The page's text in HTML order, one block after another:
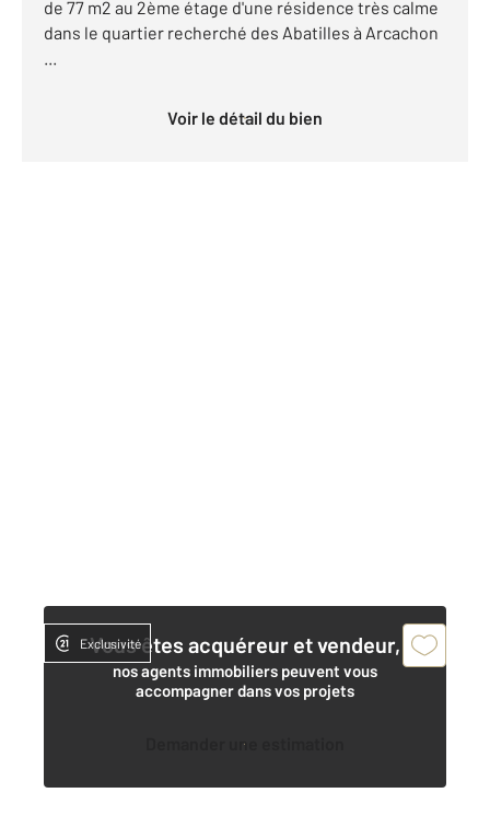
de 77 m2 au 2ème étage d'une résidence très calme
dans le quartier recherché des Abatilles à Arcachon
...
Voir le détail du bien
Vous êtes acquéreur et vendeur,
nos agents immobiliers peuvent vous
accompagner dans vos projets
Demander une estimation
Exclusivité